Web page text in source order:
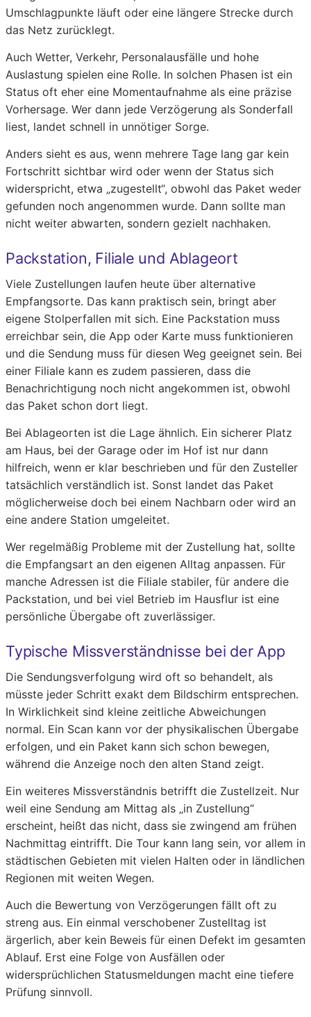
Umschlagpunkte läuft oder eine längere Strecke durch
das Netz zurücklegt.
Auch Wetter, Verkehr, Personalausfälle und hohe
Auslastung spielen eine Rolle. In solchen Phasen ist ein
Status oft eher eine Momentaufnahme als eine präzise
Vorhersage. Wer dann jede Verzögerung als Sonderfall
liest, landet schnell in unnötiger Sorge.
Anders sieht es aus, wenn mehrere Tage lang gar kein
Fortschritt sichtbar wird oder wenn der Status sich
widerspricht, etwa „zugestellt“, obwohl das Paket weder
gefunden noch angenommen wurde. Dann sollte man
nicht weiter abwarten, sondern gezielt nachhaken.
Packstation, Filiale und Ablageort
Viele Zustellungen laufen heute über alternative
Empfangsorte. Das kann praktisch sein, bringt aber
eigene Stolperfallen mit sich. Eine Packstation muss
erreichbar sein, die App oder Karte muss funktionieren
und die Sendung muss für diesen Weg geeignet sein. Bei
einer Filiale kann es zudem passieren, dass die
Benachrichtigung noch nicht angekommen ist, obwohl
das Paket schon dort liegt.
Bei Ablageorten ist die Lage ähnlich. Ein sicherer Platz
am Haus, bei der Garage oder im Hof ist nur dann
hilfreich, wenn er klar beschrieben und für den Zusteller
tatsächlich verständlich ist. Sonst landet das Paket
möglicherweise doch bei einem Nachbarn oder wird an
eine andere Station umgeleitet.
Wer regelmäßig Probleme mit der Zustellung hat, sollte
die Empfangsart an den eigenen Alltag anpassen. Für
manche Adressen ist die Filiale stabiler, für andere die
Packstation, und bei viel Betrieb im Hausflur ist eine
persönliche Übergabe oft zuverlässiger.
Typische Missverständnisse bei der App
Die Sendungsverfolgung wird oft so behandelt, als
müsste jeder Schritt exakt dem Bildschirm entsprechen.
In Wirklichkeit sind kleine zeitliche Abweichungen
normal. Ein Scan kann vor der physikalischen Übergabe
erfolgen, und ein Paket kann sich schon bewegen,
während die Anzeige noch den alten Stand zeigt.
Ein weiteres Missverständnis betrifft die Zustellzeit. Nur
weil eine Sendung am Mittag als „in Zustellung“
erscheint, heißt das nicht, dass sie zwingend am frühen
Nachmittag eintrifft. Die Tour kann lang sein, vor allem in
städtischen Gebieten mit vielen Halten oder in ländlichen
Regionen mit weiten Wegen.
Auch die Bewertung von Verzögerungen fällt oft zu
streng aus. Ein einmal verschobener Zustelltag ist
ärgerlich, aber kein Beweis für einen Defekt im gesamten
Ablauf. Erst eine Folge von Ausfällen oder
widersprüchlichen Statusmeldungen macht eine tiefere
Prüfung sinnvoll.